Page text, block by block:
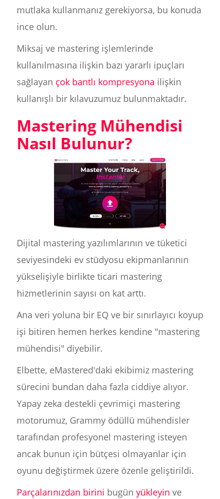
mutlaka kullanmanız gerekiyorsa, bu konuda
ince olun.
Miksaj ve mastering işlemlerinde
kullanılmasına ilişkin bazı yararlı ipuçları
sağlayan çok bantlı kompresyona ilişkin
kullanışlı bir kılavuzumuz bulunmaktadır.
Mastering Mühendisi
Nasıl Bulunur?
Dijital mastering yazılımlarının ve tüketici
seviyesindeki ev stüdyosu ekipmanlarının
yükselişiyle birlikte ticari mastering
hizmetlerinin sayısı on kat arttı.
Ana veri yoluna bir EQ ve bir sınırlayıcı koyup
işi bitiren hemen herkes kendine "mastering
mühendisi" diyebilir.
Elbette, eMastered'daki ekibimiz mastering
sürecini bundan daha fazla ciddiye alıyor.
Yapay zeka destekli çevrimiçi mastering
motorumuz, Grammy ödüllü mühendisler
tarafından profesyonel mastering isteyen
ancak bunun için bütçesi olmayanlar için
oyunu değiştirmek üzere özenle geliştirildi.
Parçalarınızdan birini bugün yükleyin ve